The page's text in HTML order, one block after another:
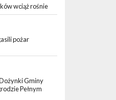
wciąż rośnie
pożar
Gminy
Pełnym